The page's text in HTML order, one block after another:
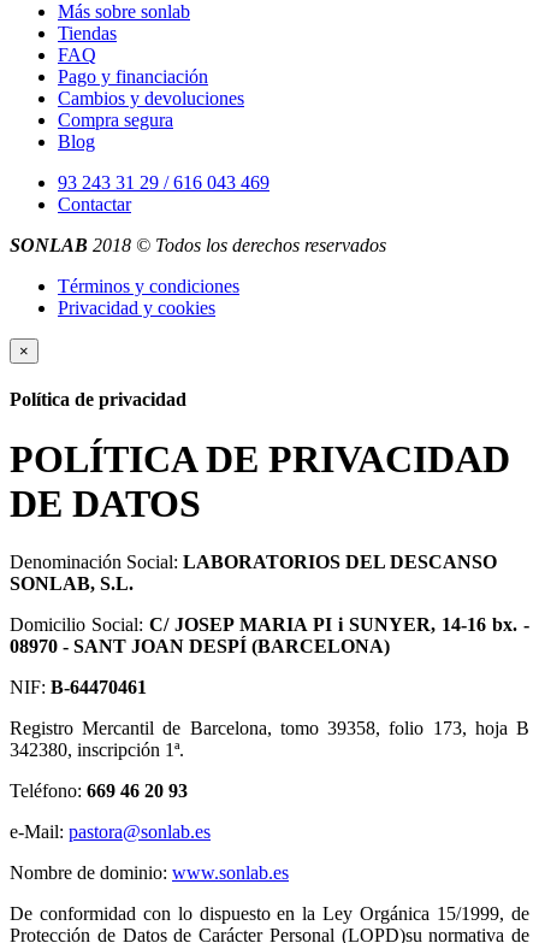
Más sobre sonlab
Tiendas
FAQ
Pago y financiación
Cambios y devoluciones
Compra segura
Blog
93 243 31 29 / 616 043 469
Contactar
SONLAB 2018 © Todos los derechos reservados
Términos y condiciones
Privacidad y cookies
×
Política de privacidad
POLÍTICA DE PRIVACIDAD
DE DATOS
Denominación Social: LABORATORIOS DEL DESCANSO
SONLAB, S.L.
Domicilio Social: C/ JOSEP MARIA PI i SUNYER, 14-16 bx. -
08970 - SANT JOAN DESPÍ (BARCELONA)
NIF: B-64470461
Registro Mercantil de Barcelona, tomo 39358, folio 173, hoja B
342380, inscripción 1ª.
Teléfono: 669 46 20 93
e-Mail: pastora@sonlab.es
Nombre de dominio: www.sonlab.es
De conformidad con lo dispuesto en la Ley Orgánica 15/1999, de
Protección de Datos de Carácter Personal (LOPD)su normativa de